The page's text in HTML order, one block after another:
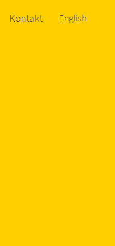
Kontakt English